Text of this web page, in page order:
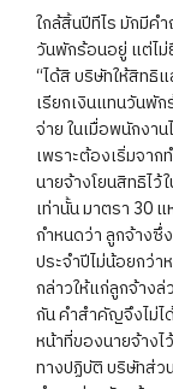
ใกล้สิ้นปีทีไร มักมีค
วันพักร้อนอยู่ แต่ไม่
“ได้สิ บริษัทให้สิทธิ
เรียกเงินแทนวันพั
จ่าย ในเมื่อพนักงา
เพราะต้องเริ่มจาก
นายจ้างโยนสิทธิไว้
เท่านั้น มาตรา 30
กำหนดว่า ลูกจ้าง
ประจำปีไม่น้อยกว่า
กล่าวให้แก่ลูกจ้าง
กัน คำสำคัญจึงไม่ไ
หน้าที่ของนายจ้าง
ทางปฏิบัติ บริษัทส่ว